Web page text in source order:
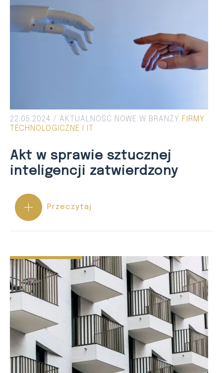
22.05.2024 / AKTUALNOŚĆ NOWE W BRANŻY FIRMY
TECHNOLOGICZNE I IT
Akt w sprawie sztucznej
inteligencji zatwierdzony
Przeczytaj